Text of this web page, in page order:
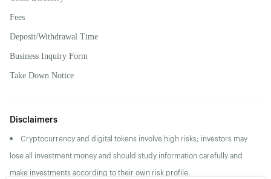
Fees
Deposit/Withdrawal Time
Business Inquiry Form
Take Down Notice
Disclaimers
Cryptocurrency and digital tokens involve high risks; investors may
lose all investment money and should study information carefully and
make investments according to their own risk profile.